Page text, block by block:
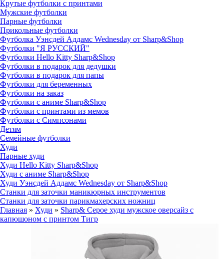
Крутые футболки с принтами
Мужские футболки
Парные футболки
Прикольные футболки
Футболка Уэнсдей Аддамс Wednesday от Sharp&Shop
Футболки "Я РУССКИЙ"
Футболки Hello Kitty Sharp&Shop
Футболки в подарок для дедушки
Футболки в подарок для папы
Футболки для беременных
Футболки на заказ
Футболки с аниме Sharp&Shop
Футболки с принтами из мемов
Футболки с Симпсонами
Детям
Семейные футболки
Худи
Парные худи
Худи Hello Kitty Sharp&Shop
Худи с аниме Sharp&Shop
Худи Уэнсдей Аддамс Wednesday от Sharp&Shop
Станки для заточки маникюрных инструментов
Станки для заточки парикмахерских ножниц
Главная » Худи » Sharp& Серое худи мужское оверсайз с
капюшоном с принтом Тигр